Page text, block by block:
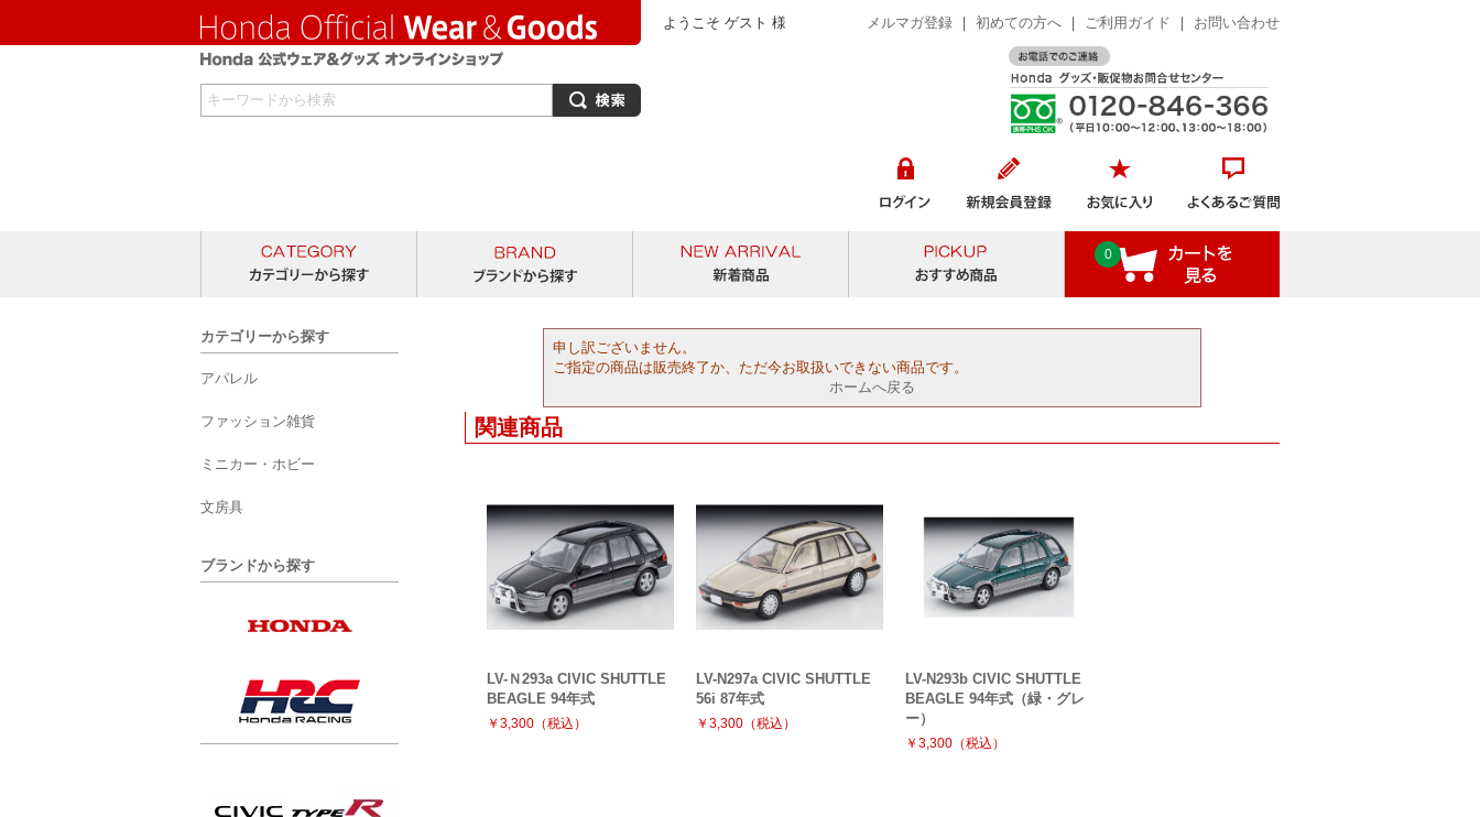
ようこそ ゲスト 様 メルマガ登録 ｜ 初めての方へ ｜ ご利用ガイド ｜ お問い合わせ
おすすめ商品
0
申し訳ございません。
ご指定の商品は販売終了か、ただ今お取扱いできない商品です。
ホームへ戻る
関連商品
LV-Ｎ293a CIVIC SHUTTLE
BEAGLE 94年式
￥3,300（税込）
LV-N297a CIVIC SHUTTLE
56i 87年式
￥3,300（税込）
LV-N293b CIVIC SHUTTLE
BEAGLE 94年式（緑・グレ
ー）
￥3,300（税込）
カテゴリーから探す
アパレル
ファッション雑貨
ミニカー・ホビー
文房具
ブランドから探す